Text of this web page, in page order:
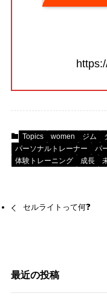
Topics women ジム
パーソナルトレーナー
パ
体験トレーニング
成長
セルライトって何❓
最近の投稿